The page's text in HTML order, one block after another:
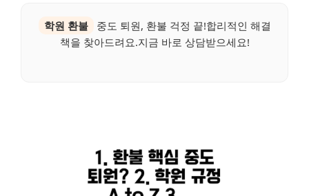
학원 환불
중도 퇴원, 환불 걱정 끝!합리적인 해결
책을 찾아드려요.지금 바로 상담받으세요!